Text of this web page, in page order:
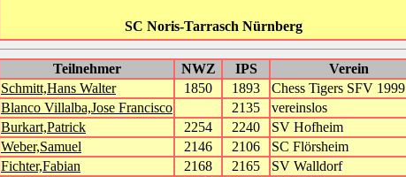
SC Noris-Tarrasch Nürnberg
Teilnehmer NWZ IPS Verein
Schmitt,Hans Walter 1850 1893 Chess Tigers SFV 1999
Blanco Villalba,Jose Francisco 2135 vereinslos
Burkart,Patrick 2254 2240 SV Hofheim
Weber,Samuel 2146 2106 SC Flörsheim
Fichter,Fabian 2168 2165 SV Walldorf